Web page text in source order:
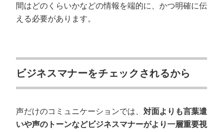
間はどのくらいかなどの情報を端的に、かつ明確に伝
える必要があります。
ビジネスマナーをチェックされるから
声だけのコミュニケーションでは、 対面よりも言葉遣
いや声のトーンなどビジネスマナーがより一層重要視